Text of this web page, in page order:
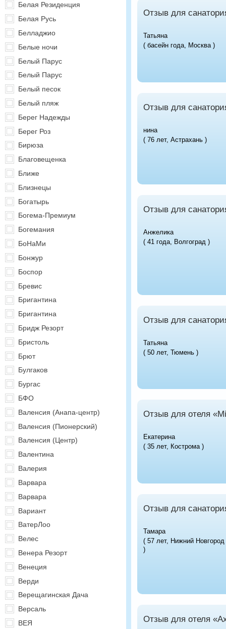
Белая Резиденция
Белая Русь
Белладжио
Белые ночи
Белый Парус
Белый Парус
Белый песок
Белый пляж
Берег Надежды
Берег Роз
Бирюза
Благовещенка
Ближе
Близнецы
Богатырь
Богема-Премиум
Богемания
БоНаМи
Бонжур
Боспор
Бревис
Бригантина
Бригантина
Бридж Резорт
Бристоль
Брют
Булгаков
Бургас
БФО
Валенсия (Анапа-центр)
Валенсия (Пионерский)
Валенсия (Центр)
Валентина
Валерия
Варвара
Варвара
Вариант
ВатерЛоо
Велес
Венера Резорт
Венеция
Верди
Верещагинская Дача
Версаль
ВЕЯ
Отзыв для
Татьяна
( басейн года, Москва )
Отзыв для
нина
( 76 лет, Астрахань )
Отзыв для
Анжелика
( 41 года, Волгоград )
Отзыв для
Татьяна
( 50 лет, Тюмень )
Отзыв для отеля
Екатерина
( 35 лет, Кострома )
Отзыв для
Тамара
( 57 лет, Нижний Новгород
)
Отзыв для отеля